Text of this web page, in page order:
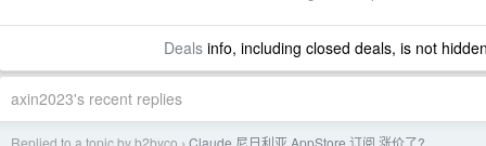
Dealsinfo, including closed deals, is not
axin2023's recent replies
Replied to a topic by b2byco Claude 尼日利亚 AppStore 订阅 涨价了?